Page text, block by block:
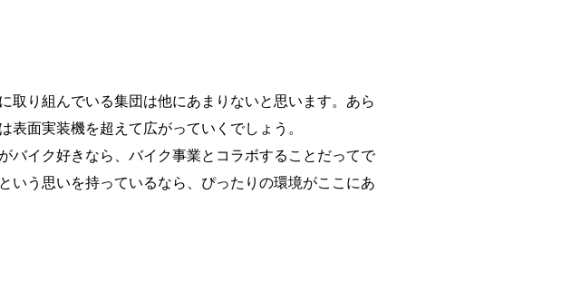
取り組んでいる集団は他にあまりないと思います。あら
面実装機を超えて広がっていくでしょう。
バイク好きなら、バイク事業とコラボすることだってで
いう思いを持っているなら、ぴったりの環境がここにあ